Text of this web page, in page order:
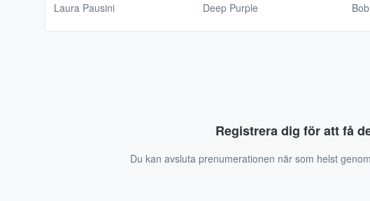
Laura Pausini Deep Purple
Registrera dig för att få
Du kan avsluta prenumerationen när som helst